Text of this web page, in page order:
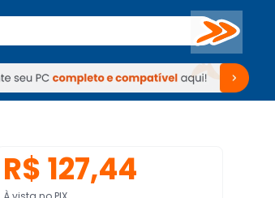
Buscar
TV Venda no KaBuM!
TV Venda no KaBuM!
R$ 127,44